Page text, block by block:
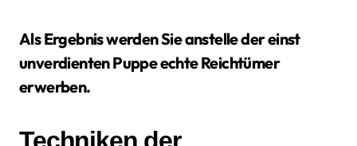
Als Ergebnis werden Sie anstelle der einst
unverdienten Puppe echte Reichtümer
erwerben.